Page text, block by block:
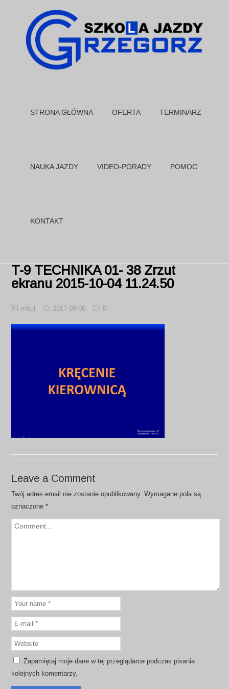
STRONA GŁÓWNA OFERTA TERMINARZ
NAUKA JAZDY VIDEO-PORADY POMOC
KONTAKT
T-9 TECHNIKA 01- 38 Zrzut
ekranu 2015-10-04 11.24.50
mkul 2017-09-06 0
Leave a Comment
Twój adres email nie zostanie opublikowany. Wymagane pola są
oznaczone*
Zapamiętaj moje dane w tej przeglądarce podczas pisania
kolejnych komentarzy.